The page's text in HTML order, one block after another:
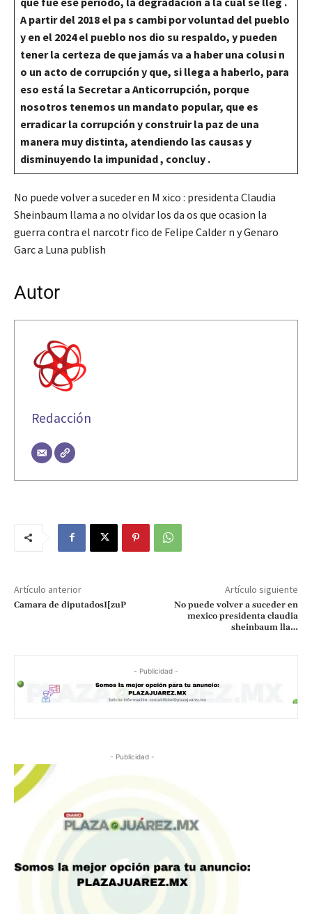
A partir del 2018 el pa s cambi por voluntad del pueblo
y en el 2024 el pueblo nos dio su respaldo, y pueden
tener la certeza de que jamás va a haber una colusi n
o un acto de corrupción y que, si llega a haberlo, para
eso está la Secretar a Anticorrupción, porque
nosotros tenemos un mandato popular, que es
erradicar la corrupción y construir la paz de una
manera muy distinta, atendiendo las causas y
disminuyendo la impunidad , concluy .
No puede volver a suceder en M xico : presidenta Claudia
Sheinbaum llama a no olvidar los da os que ocasion la
guerra contra el narcotr fico de Felipe Calder n y Genaro
Garc a Luna publish
Autor
Redacción
Artículo anterior
Camara de diputadosI[zuP
Artículo siguiente
No puede volver a suceder en
mexico presidenta claudia
sheinbaum lla…
- Publicidad -
- Publicidad -